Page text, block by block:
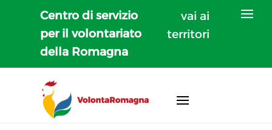
Centro di servizio
per il volontariato
della Romagna
vai ai
territori